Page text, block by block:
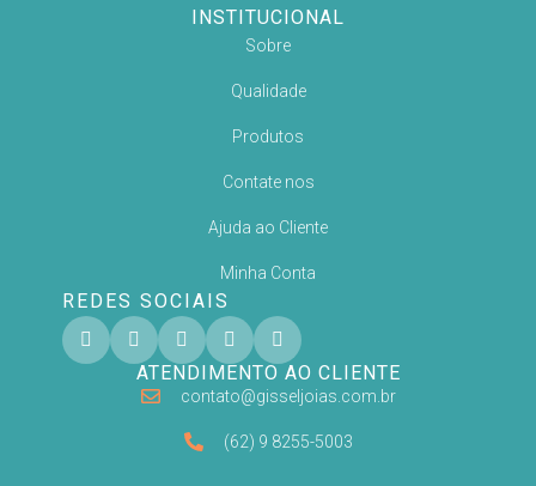
INSTITUCIONAL
Sobre
Qualidade
Produtos
Contate nos
Ajuda ao Cliente
Minha Conta
REDES SOCIAIS
ATENDIMENTO AO CLIENTE
contato@gisseljoias.com.br
(62) 9 8255-5003